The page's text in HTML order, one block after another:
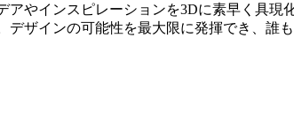
アやインスピレーションを3Dに素早く具
デザインの可能性を最大限に発揮でき、誰